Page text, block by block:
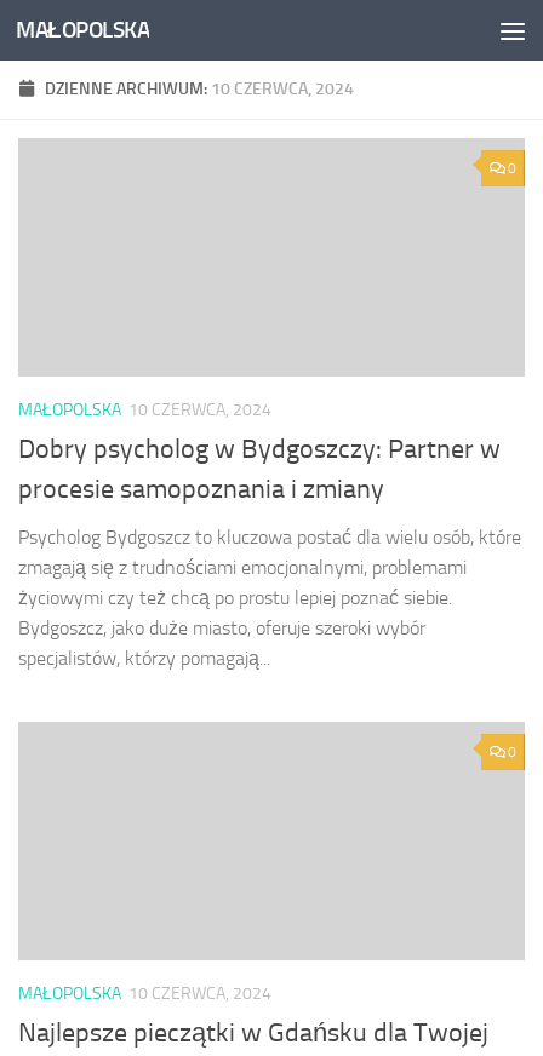
Skip to content
MAŁOPOLSKA
DZIENNE ARCHIWUM: 10 CZERWCA, 2024
0
MAŁOPOLSKA 10 CZERWCA, 2024
Dobry psycholog w Bydgoszczy: Partner w
procesie samopoznania i zmiany
Psycholog Bydgoszcz to kluczowa postać dla wielu osób, które
zmagają się z trudnościami emocjonalnymi, problemami
życiowymi czy też chcą po prostu lepiej poznać siebie.
Bydgoszcz, jako duże miasto, oferuje szeroki wybór
specjalistów, którzy pomagają...
0
MAŁOPOLSKA 10 CZERWCA, 2024
Najlepsze pieczątki w Gdańsku dla Twojej